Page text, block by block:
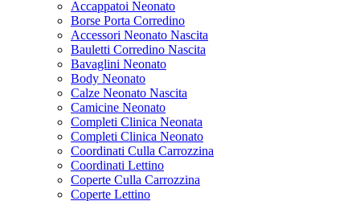
Accappatoi Neonato
Borse Porta Corredino
Accessori Neonato Nascita
Bauletti Corredino Nascita
Bavaglini Neonato
Body Neonato
Calze Neonato Nascita
Camicine Neonato
Completi Clinica Neonata
Completi Clinica Neonato
Coordinati Culla Carrozzina
Coordinati Lettino
Coperte Culla Carrozzina
Coperte Lettino